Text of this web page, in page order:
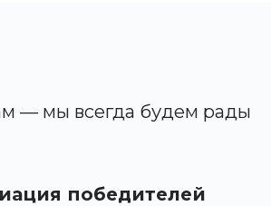
— мы всегда будем рады
победителей